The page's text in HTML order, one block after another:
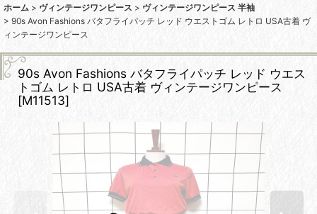
ホーム > ヴィンテージワンピース > ヴィンテージワンピース 半袖
> 90s Avon Fashions バタフライパッチ レッド ウエストゴム レトロ USA古着 ヴ
ィンテージワンピース
90s Avon Fashions バタフライパッチ レッド ウエス
トゴム レトロ USA古着 ヴィンテージワンピース
[M11513]